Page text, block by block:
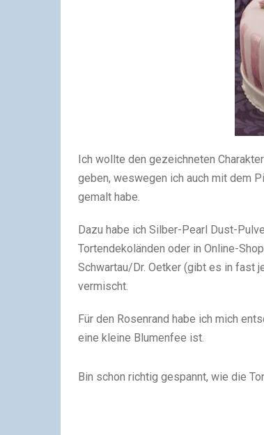
Ich wollte den gezeichneten
geben, weswegen ich auch mit dem
gemalt habe.
Dazu habe ich Silber-Pearl Dust-
Tortendekoländen oder in Online-
Schwartau/Dr. Oetker (gibt es in fast
vermischt.
Für den Rosenrand habe ich mich
eine kleine Blumenfee ist.
Bin schon richtig gespannt, wie die